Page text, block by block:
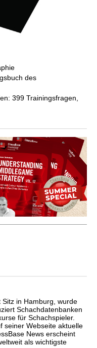
des
399 Trainingsfragen,
Sitz in Hamburg, wurde
Schachdatenbanken
für Schachspieler.
seiner Webseite aktuelle
News erscheint
als wichtigste